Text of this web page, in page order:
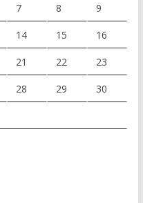
7 8 9
14 15 16
21 22 23
28 29 30